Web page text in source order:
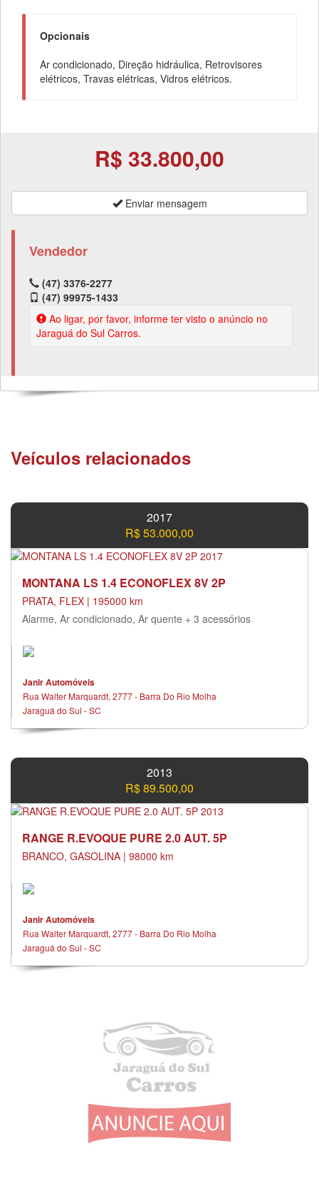
Opcionais
Ar condicionado, Direção hidráulica, Retrovisores
elétricos, Travas elétricas, Vidros elétricos.
R$ 33.800,00
Enviar mensagem
Vendedor
(47) 3376-2277
(47) 99975-1433
Ao ligar, por favor, informe ter visto o anúncio no
Jaraguá do Sul Carros.
Veículos relacionados
2017
R$ 53.000,00
MONTANA LS 1.4 ECONOFLEX 8V 2P
PRATA, FLEX | 195000 km
Alarme, Ar condicionado, Ar quente + 3 acessórios
Janir Automóveis
Rua Walter Marquardt, 2777 - Barra Do Rio Molha
Jaraguá do Sul - SC
2013
R$ 89.500,00
RANGE R.EVOQUE PURE 2.0 AUT. 5P
BRANCO, GASOLINA | 98000 km
Janir Automóveis
Rua Walter Marquardt, 2777 - Barra Do Rio Molha
Jaraguá do Sul - SC